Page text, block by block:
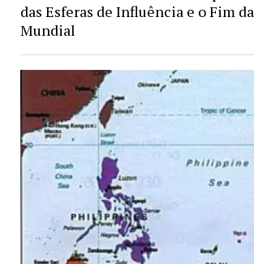
das Esferas de Influência e o Fim
Mundial